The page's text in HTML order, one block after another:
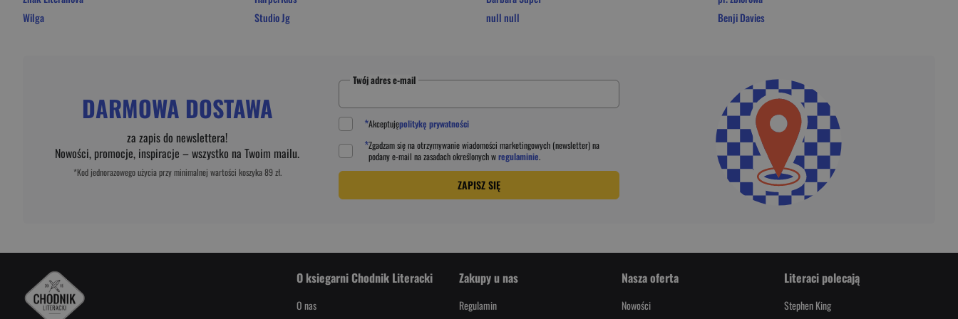
Wilga
Studio Jg
null null
Benji Davies
DARMOWA DOSTAWA
za zapis do newslettera!
Nowości, promocje, inspiracje – wszystko na Twoim mailu.
*Kod jednorazowego użycia przy minimalnej wartości koszyka 89 zł.
Twój adres e-mail
*Akceptujępolitykę prywatności
*Zgadzam się na otrzymywanie wiadomości marketingowych (newsletter) na
podanye-mail na zasadach określonych wregulaminie.
ZAPISZ SIĘ
O ksiegarni Chodnik Literacki
O nas
Zakupy u nas
Regulamin
Nasza oferta
Nowości
Literaci polecają
Stephen King